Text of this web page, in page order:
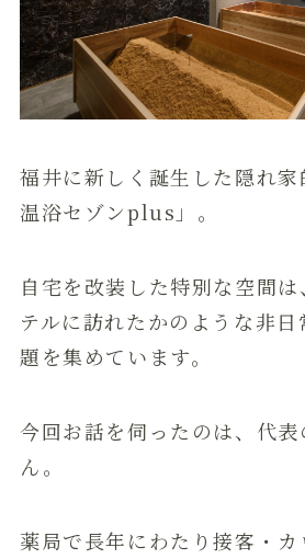
福井に新しく誕生した隠れ
温浴セゾンplus」。
自宅を改装した特別な空間
テルに訪れたかのような非
題を集めています。
今回お話を伺ったのは、代表
ん。
薬局で長年にわたり接客・